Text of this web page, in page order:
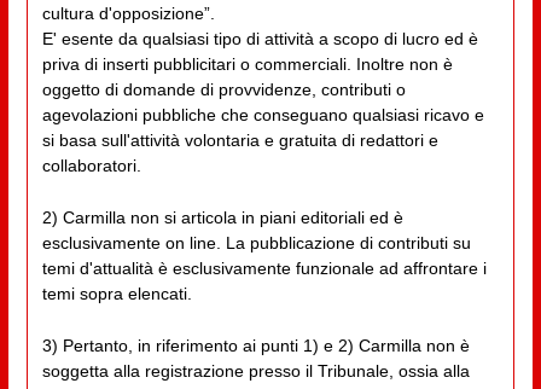
cultura d'opposizione”.
E' esente da qualsiasi tipo di attività a scopo di lucro ed è
priva di inserti pubblicitari o commerciali. Inoltre non è
oggetto di domande di provvidenze, contributi o
agevolazioni pubbliche che conseguano qualsiasi ricavo e
si basa sull'attività volontaria e gratuita di redattori e
collaboratori.
2) Carmilla non si articola in piani editoriali ed è
esclusivamente on line. La pubblicazione di contributi su
temi d'attualità è esclusivamente funzionale ad affrontare i
temi sopra elencati.
3) Pertanto, in riferimento ai punti 1) e 2) Carmilla non è
soggetta alla registrazione presso il Tribunale, ossia alla